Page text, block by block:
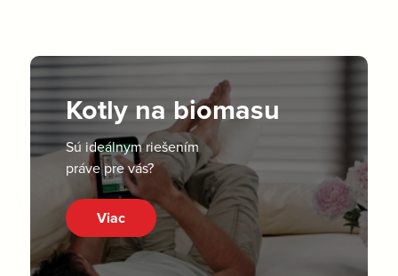
Kotly na biomasu
Sú ideálnym riešením
práve pre vás?
Viac